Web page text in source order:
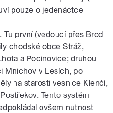
pouze o jedenáctce
první (vedoucí přes Brod
chodské obce Stráž,
a Pocinovice; druhou
Mnichov v Lesích, po
na starosti vesnice Klenčí,
Tento systém
ovšem nutnost